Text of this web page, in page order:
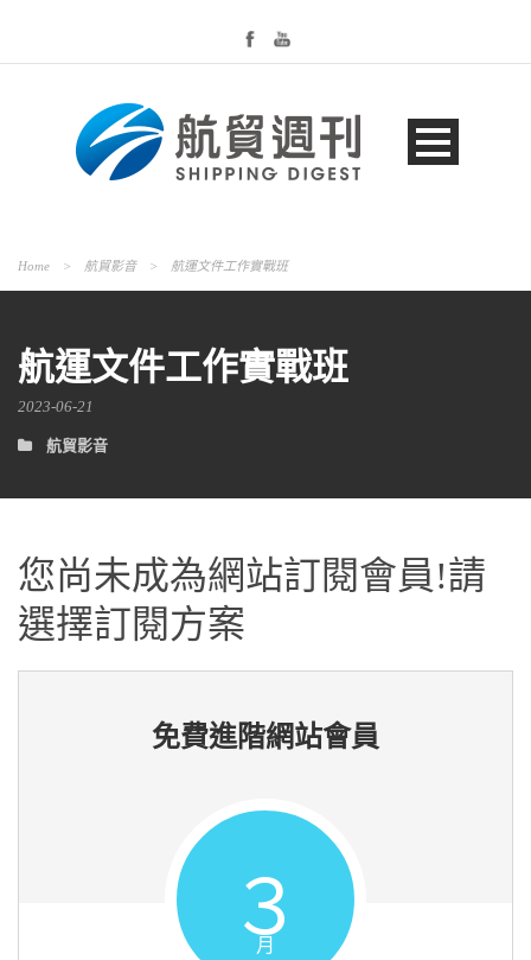
Home > 航貿影音 > 航運文件工作實戰班
航運文件工作實戰班
2023-06-21
航貿影音
您尚未成為網站訂閱會員!請
選擇訂閱方案
免費進階網站會員
３
月